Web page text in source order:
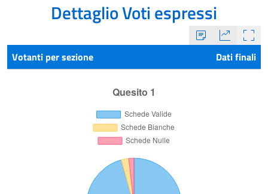
Dettaglio Voti espressi
Votanti per sezione Dati finali